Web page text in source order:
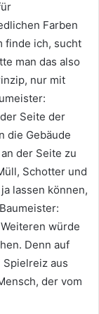
Farben
finde ich, sucht
man das also
nur mit
Seite der
die Gebäude
der Seite zu
Schotter und
lassen können,
würde
Denn auf
aus
der vom